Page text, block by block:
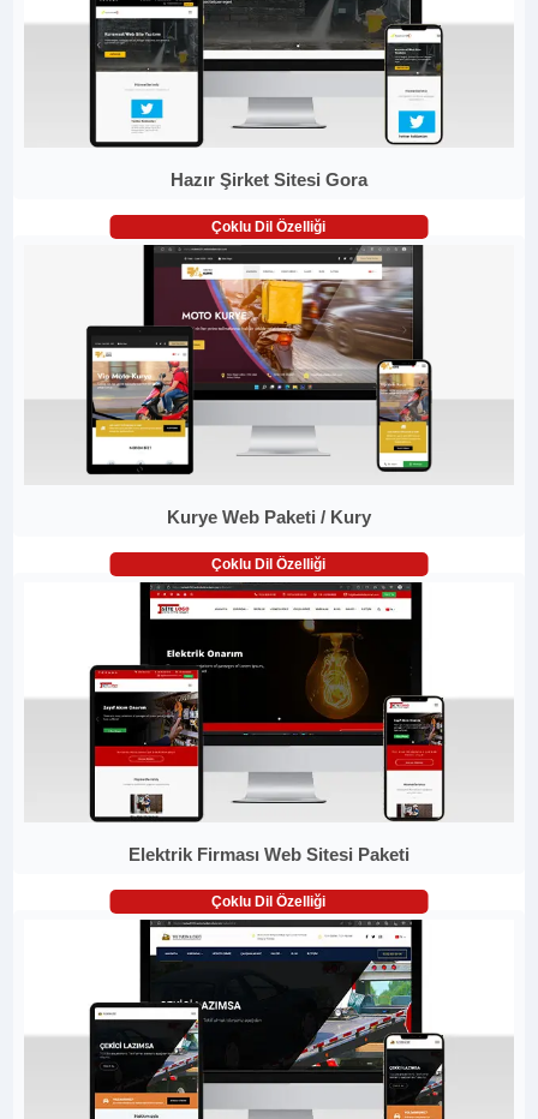
Hazır Şirket Sitesi Gora
Çoklu Dil Özelliği
Kurye Web Paketi / Kury
Çoklu Dil Özelliği
Elektrik Firması Web Sitesi Paketi
Çoklu Dil Özelliği